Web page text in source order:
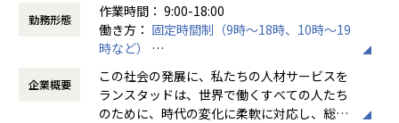
なもので、
exaBase StudioではこのRAGテンプレートを活用することで
簡単にチャットボットを構築することが可能になっていま
将来的にはRAGで拡張した情報をもとに動作するLLMを使っ
たAIエージェントの開発にも取り組んでいく予定です。
進
－技術的リスクの特定と、顧客のビジネスメリットに直結す
る解決策の提示
・モダンな手法の導入とソリューション提案
－IaC/CI/CD等を前提としたプロジェクト計画の立案
勤務形態
作業時間： 9:00-18:00
働き方： 固定時間制（9時～18時、10時～19
時など）
時間外労働の有無： 有（月平均20時間）
休憩時間： 60分
企業概要
この社会の発展に、私たちの人材サービスを
ランスタッドは、世界で働くすべての人たち
のために、時代の変化に柔軟に対応し、総合